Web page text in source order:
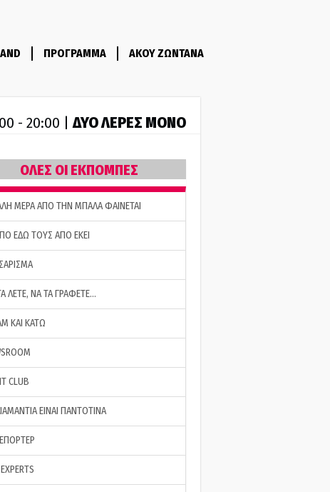
ΠΡΟΓΡΑΜΜΑ ΑΚΟΥ ΖΩΝΤΑΝΑ
- 20:00 |ΔΥΟ ΛΕΡΕΣ ΜΟΝΟ
ΟΛΕΣ ΟΙ ΕΚΠΟΜΠΕΣ
ΜΕΡΑ ΑΠΟ ΤΗΝ ΜΠΑΛΑ ΦΑΙΝΕΤΑΙ
ΕΔΩ ΤΟΥΣ ΑΠΟ ΕΚΕΙ
ΛΕΤΕ, ΝΑ ΤΑ ΓΡΑΦΕΤΕ…
ΚΑΙ ΚΑΤΩ
CLUB
ΕΙΝΑΙ ΠΑΝΤΟΤΙΝΑ